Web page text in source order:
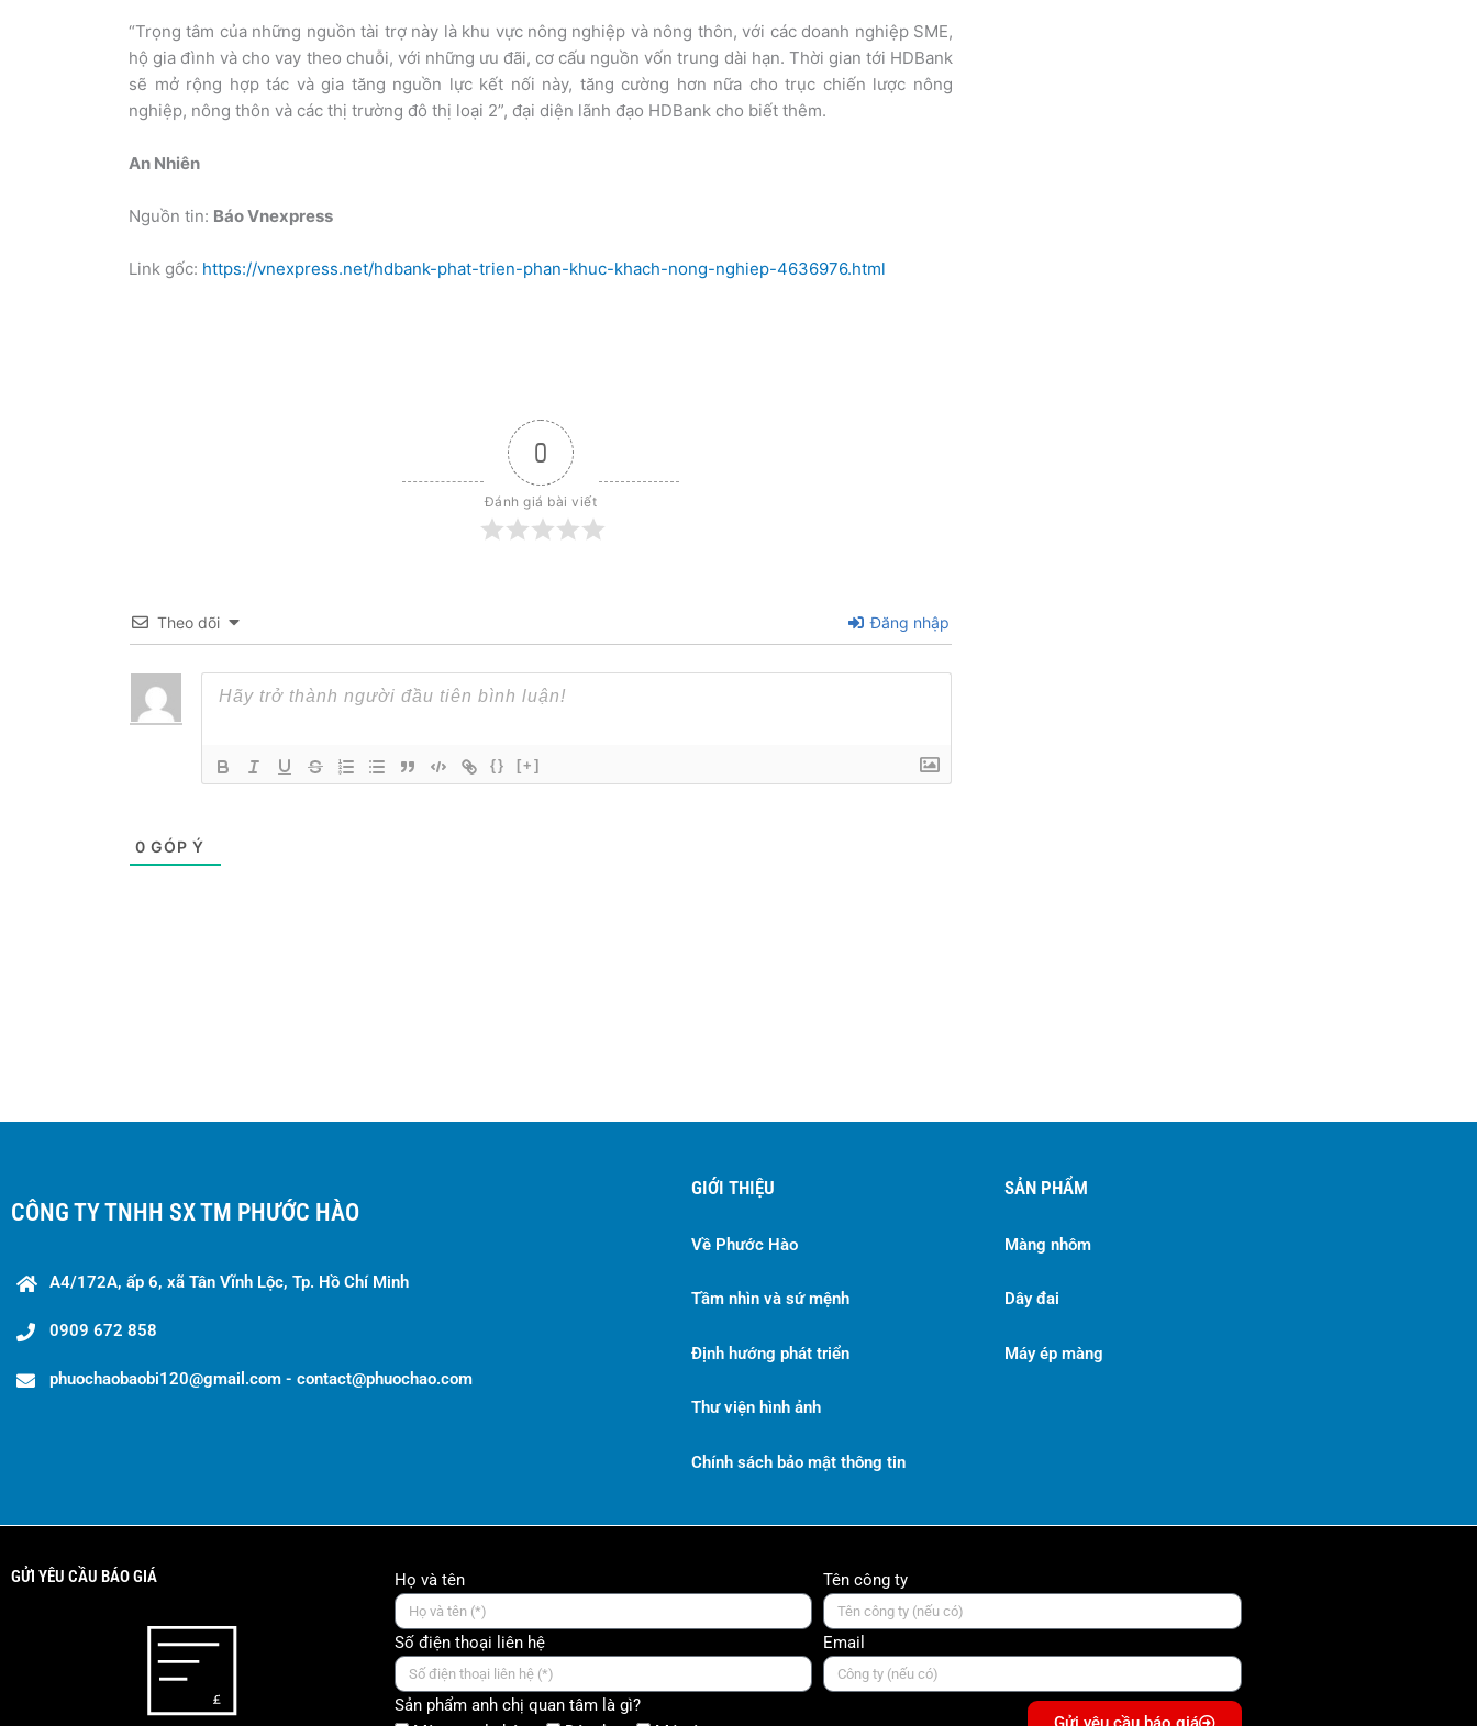
“Trọng tâm của những nguồn tài trợ này là khu vực nông nghiệp và nông thôn, với các doanh nghiệp SME,
hộ gia đình và cho vay theo chuỗi, với những ưu đãi, cơ cấu nguồn vốn trung dài hạn. Thời gian tới HDBank
sẽ mở rộng hợp tác và gia tăng nguồn lực kết nối này, tăng cường hơn nữa cho trục chiến lược nông
nghiệp, nông thôn và các thị trường đô thị loại 2”, đại diện lãnh đạo HDBank cho biết thêm.
An Nhiên
Nguồn tin: Báo Vnexpress
Link gốc: https://vnexpress.net/hdbank-phat-trien-phan-khuc-khach-nong-nghiep-4636976.html
0
Đánh giá bài viết
Theo dõi Đăng nhập
{} [+]
0 GÓP Ý
CÔNG TY TNHH SX TM PHƯỚC HÀO
A4/172A, ấp 6, xã Tân Vĩnh Lộc, Tp. Hồ Chí Minh
0909 672 858
phuochaobaobi120@gmail.com - contact@phuochao.com
GIỚI THIỆU
Về Phước Hào
Tầm nhìn và sứ mệnh
Định hướng phát triển
Thư viện hình ảnh
Chính sách bảo mật thông tin
SẢN PHẨM
Màng nhôm
Dây đai
Máy ép màng
GỬI YÊU CẦU BÁO GIÁ Họ và tên Tên công ty
Số điện thoại liên hệ Email
Sản phẩm anh chị quan tâm là gì?